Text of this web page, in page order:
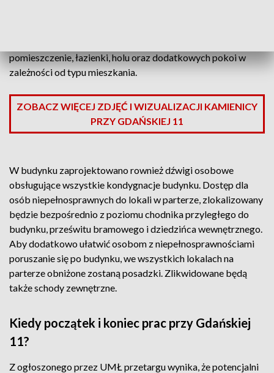
pomieszczenie, łazienki, holu oraz dodatkowych pokoi w
zależności od typu mieszkania.
ZOBACZ WIĘCEJ ZDJĘĆ I WIZUALIZACJI KAMIENICY
PRZY GDAŃSKIEJ 11
W budynku zaprojektowano rownież dźwigi osobowe
obsługujące wszystkie kondygnacje budynku. Dostęp dla
osób niepełnosprawnych do lokali w parterze, zlokalizowany
będzie bezpośrednio z poziomu chodnika przyległego do
budynku, prześwitu bramowego i dziedzińca wewnętrznego.
Aby dodatkowo ułatwić osobom z niepełnosprawnościami
poruszanie się po budynku, we wszystkich lokalach na
parterze obniżone zostaną posadzki. Zlikwidowane będą
także schody zewnętrzne.
Kiedy początek i koniec prac przy Gdańskiej
11?
Z ogłoszonego przez UMŁ przetargu wynika, że potencjalni